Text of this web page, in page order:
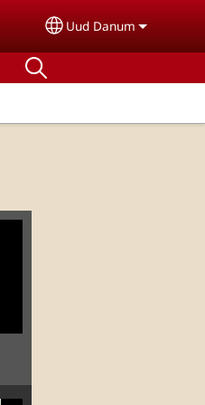
Select your language
Uud Danum